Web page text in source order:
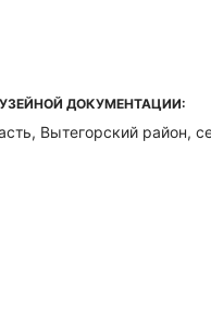
ДОКУМЕНТАЦИИ:
Вытегорский район,